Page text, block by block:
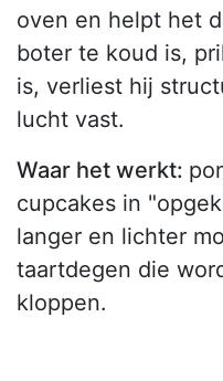
oven en helpt het
boter te koud is,
is, verliest hij
lucht vast.
Waar het werkt:
cupcakes in
langer en lichter
taartdegen die
kloppen.